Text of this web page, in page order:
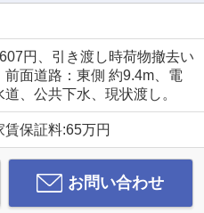
円、引き渡し時荷物撤去い
前面道路：東側 約9.4m、電
、公共下水、現状渡し。
賃保証料:65万円
お問い合わせ